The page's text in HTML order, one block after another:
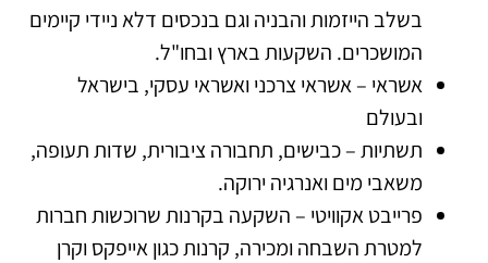
בשלב הייזמות והבניה וגם בנכסים דלא ניידי קיימים
המושכרים. השקעות בארץ ובחו"ל.
אשראי – אשראי צרכני ואשראי עסקי, בישראל
ובעולם
תשתיות – כבישים, תחבורה ציבורית, שדות תעופה,
משאבי מים ואנרגיה ירוקה.
פרייבט אקוויטי – השקעה בקרנות שרוכשות חברות
למטרת השבחה ומכירה, קרנות כגון אייפקס וקרן